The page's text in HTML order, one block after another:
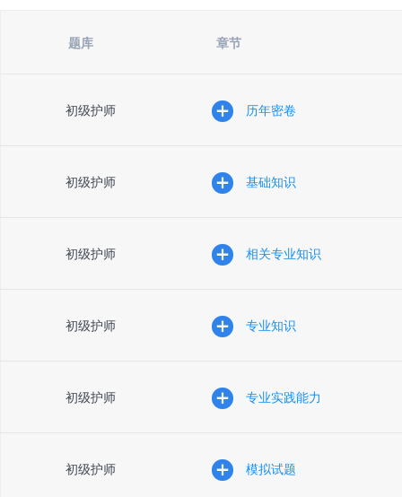
题库 章节
初级护师 历年密卷
初级护师 基础知识
初级护师 相关专业知识
初级护师 专业知识
初级护师 专业实践能力
初级护师 模拟试题